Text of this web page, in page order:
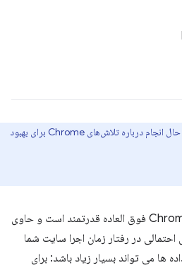
این پست بخشی از مجموعه‌ای در حال انجام درباره تلاش‌های Chrome برای بهبود
در Chrome DevTools فوق العاده قدرتمند است و حاوی
احتمالی در رفتار زمان اجرا سایت شما
ها می تواند بسیار زیاد باشد: برای